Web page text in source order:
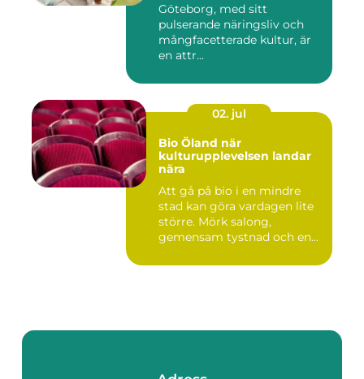
Göteborg, med sitt
pulserande näringsliv och
mångfacetterade kultur, är
en attr...
02. jul
Bio Öland när
kulturupplevelsen landar
nära
Att gå på bio i en mindre
stad kan göra vardagen lite
större. Mörk salong,
gemensam tystnad och en